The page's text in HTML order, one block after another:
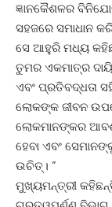
ଜ୍ଞାନକୈଶଳର
ସହଜରେ ସମାଧାନ
ସେ ଆହୁରି ମଧ୍ୟ
ତୁମର ଏକମାତ୍ର
ଏବଂ ପ୍ରତିବଦ୍ଧତା
ଲୋକଙ୍କ ଜୀବନ
ଲୋକମାନଙ୍କର
ହେବା ଏବଂ
ଉଚିତ୍। ”
ମୁଖ୍ୟମନ୍ତ୍ରୀ